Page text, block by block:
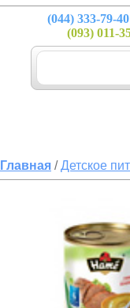
(044) 333-79-40
(093) 011-
Главная /Детское